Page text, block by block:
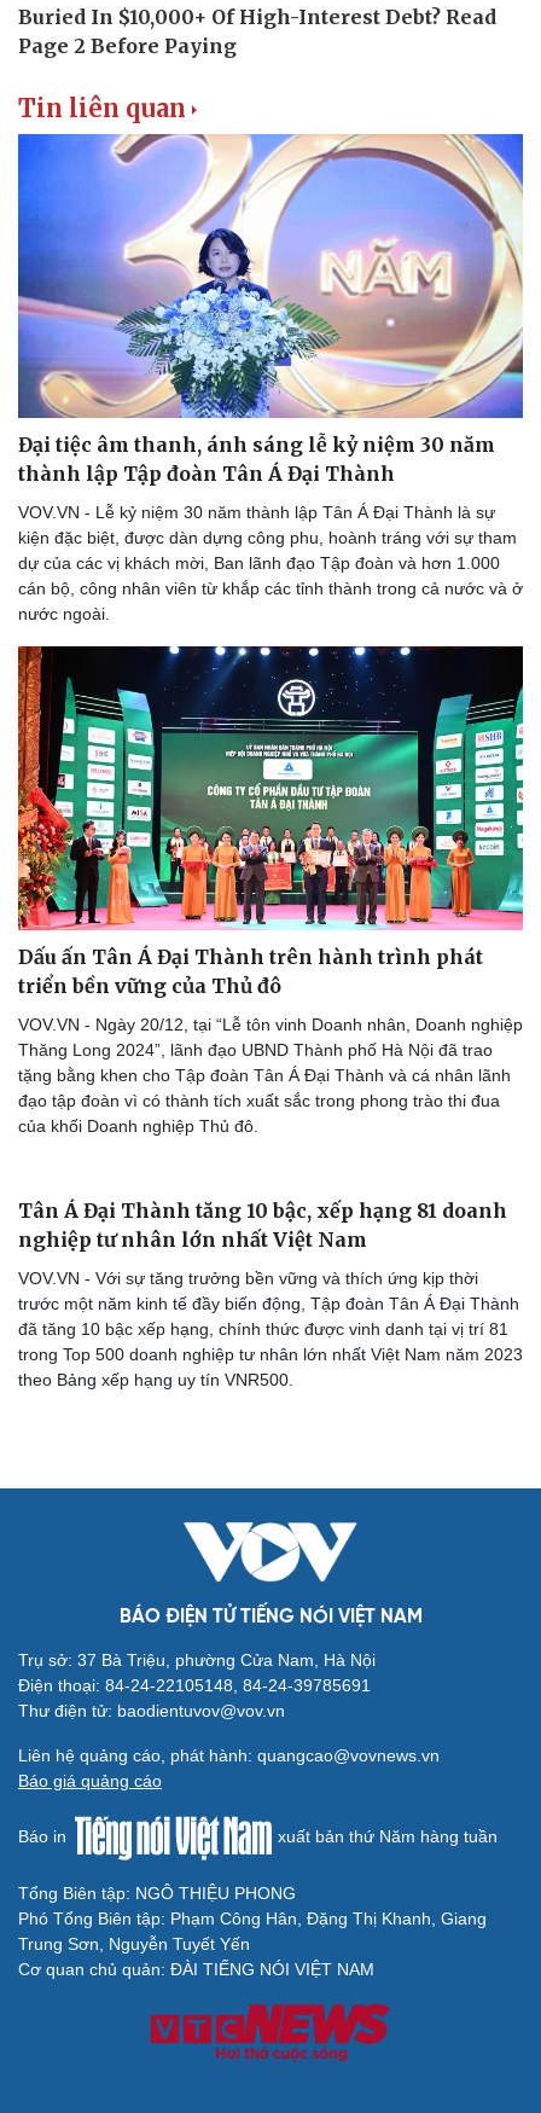
Du lịch
Săn Tour
check-in
Podcast
Câu chuyện thời sự
Đọc truyện đêm khuya
Cửa sổ tình yêu
Hạt giống tâm hồn
Cải chính
Tin liên quan
Đại tiệc âm thanh, ánh sáng lễ kỷ niệm 30 năm
thành lập Tập đoàn Tân Á Đại Thành
VOV.VN - Lễ kỷ niệm 30 năm thành lập Tân Á Đại Thành là sự
kiện đặc biệt, được dàn dựng công phu, hoành tráng với sự tham
dự của các vị khách mời, Ban lãnh đạo Tập đoàn và hơn 1.000
cán bộ, công nhân viên từ khắp các tỉnh thành trong cả nước và ở
nước ngoài.
Dấu ấn Tân Á Đại Thành trên hành trình phát
triển bền vững của Thủ đô
VOV.VN - Ngày 20/12, tại “Lễ tôn vinh Doanh nhân, Doanh nghiệp
Thăng Long 2024”, lãnh đạo UBND Thành phố Hà Nội đã trao
tặng bằng khen cho Tập đoàn Tân Á Đại Thành và cá nhân lãnh
đạo tập đoàn vì có thành tích xuất sắc trong phong trào thi đua
của khối Doanh nghiệp Thủ đô.
VOV.VN - Với sự tăng trưởng bền vững và thích ứng kịp thời
trước một năm kinh tế đầy biến động, Tập đoàn Tân Á Đại Thành
đã tăng 10 bậc xếp hạng, chính thức được vinh danh tại vị trí 81
trong Top 500 doanh nghiệp tư nhân lớn nhất Việt Nam năm 2023
Trụ sở: 37 Bà Triệu, phường Cửa Nam, Hà Nội
Điện thoại: 84-24-22105148, 84-24-39785691
Thư điện tử: baodientuvov@vov.vn
Liên hệ quảng cáo, phát hành: quangcao@vovnews.vn
Báo giá quảng cáo